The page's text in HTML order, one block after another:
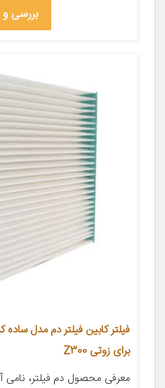
بررسی
برای زوتی Z300
معرفی محصول دم فیلتر، نامی